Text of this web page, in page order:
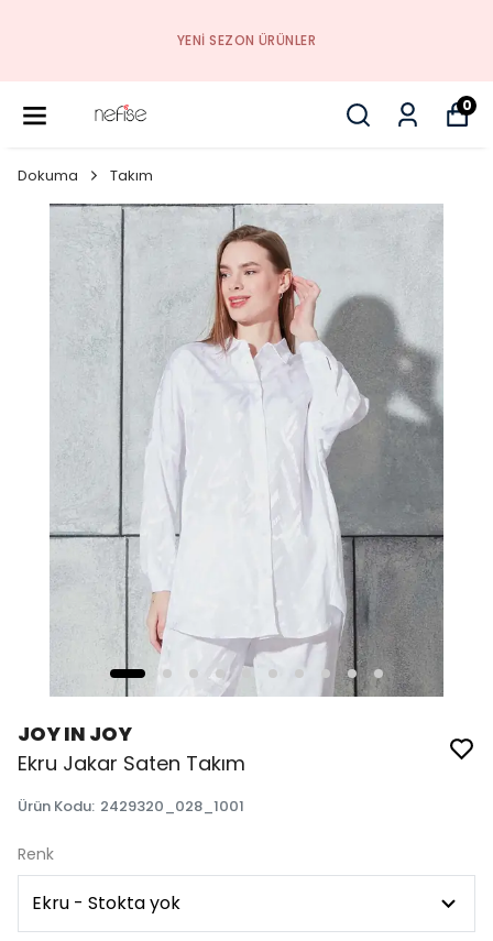
YENI SEZON ÜRÜNLER
0
Dokuma Takım
JOY IN JOY
Ekru Jakar Saten Takım
Ürün Kodu: 2429320_028_1001
Renk